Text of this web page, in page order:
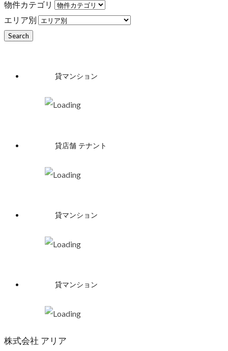
物件カテゴリ
エリア別
貸マンション
貸店舗 テナント
貸マンション
貸マンション
株式会社 アリア